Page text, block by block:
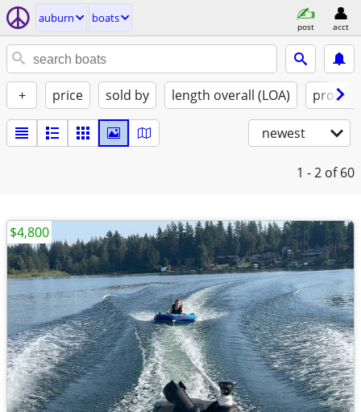
auburn boats
post acct
+ price sold by length overall (LOA)
newest
1 - 2 of 60
$4,800